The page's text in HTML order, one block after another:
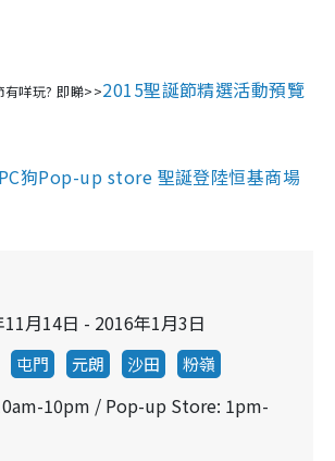
有咩玩? 即睇>>2015聖誕節精選活動預覽
狗Pop-up store 聖誕登陸恒基商場
11月14日 - 2016年1月3日
屯門 元朗 沙田 粉嶺
10pm / Pop-up Store: 1pm-